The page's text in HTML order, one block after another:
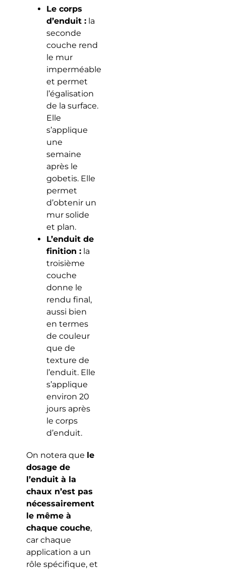
Le corps
d’enduit :la
seconde
couche rend
le mur
imperméable
et permet
l’égalisation
de la surface.
Elle
s’applique
une
semaine
après le
gobetis. Elle
permet
d’obtenir un
mur solide
et plan.
L’enduit de
finition :la
troisième
couche
donne le
rendu final,
aussi bien
en termes
de couleur
que de
texture de
l’enduit. Elle
s’applique
environ 20
jours après
le corps
d’enduit.
On notera que le
dosage de
l’enduit à la
chaux n’est pas
nécessairement
le même à
chaque couche,
car chaque
application a un
rôle spécifique, et